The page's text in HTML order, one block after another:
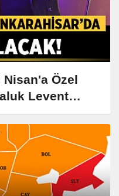
Özel
Levent